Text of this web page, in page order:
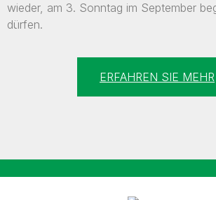
wieder, am 3. Sonntag im September
dürfen.
ERFAHREN SIE MEHR